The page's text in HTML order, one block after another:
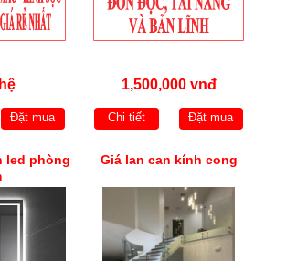
Đặt mua
1,500,000 vnđ
Chi tiết Đặt mua
led phòng
Giá lan can kính cong